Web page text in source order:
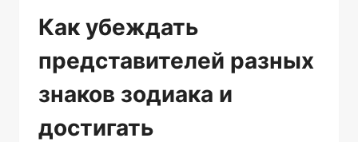
Как убеждать
представителей разных
знаков зодиака и
достигать